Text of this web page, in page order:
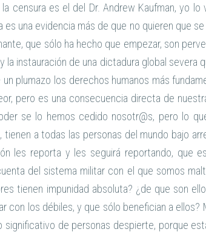
censura es el del Dr. Andrew Kaufman, yo
una evidencia más de que no quieren que
que sólo ha hecho que empezar, son
la instauración de una dictadura global severa
plumazo los derechos humanos más
pero es una consecuencia directa de
se lo hemos cedido nosotr@s, pero lo
tienen a todas las personas del mundo bajo
les reporta y les seguirá reportando, que
del sistema militar con el que somos
tienen impunidad absoluta? ¿de que son
con los débiles, y que sólo benefician a
significativo de personas despierte, porque